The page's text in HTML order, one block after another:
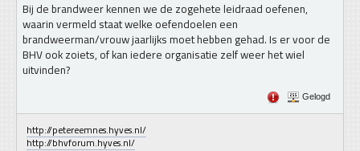
Bij de brandweer kennen we de zogehete leidraad oefenen,
waarin vermeld staat welke oefendoelen een
brandweerman/vrouw jaarlijks moet hebben gehad. Is er voor de
BHV ook zoiets, of kan iedere organisatie zelf weer het wiel
uitvinden?
Gelogd
http://petereemnes.hyves.nl/
http://bhvforum.hyves.nl/